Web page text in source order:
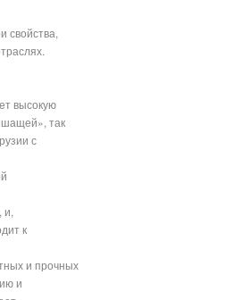
свойства,
высокую
так
с
и,
к
и прочных
и